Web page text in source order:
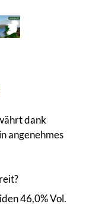
dank
angenehmes
46,0% Vol.